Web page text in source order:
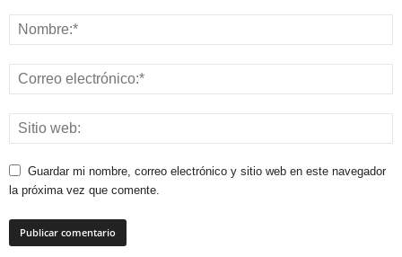
Guardar mi nombre, correo electrónico y sitio web en este navegador
la próxima vez que comente.